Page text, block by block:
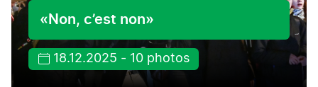
«Non, c’est non»
18.12.2025 - 10 photos